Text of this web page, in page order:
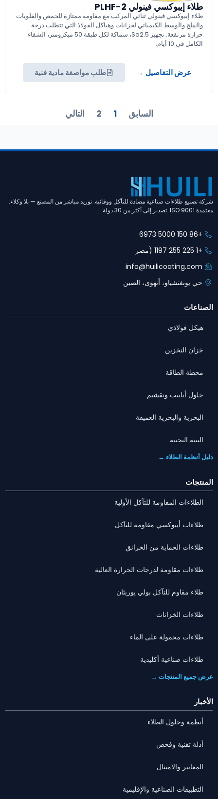
طلاء إيبوكسي فينولي PLHF-2
طلاء إيبوكسي فينولي ثنائي المركب مع مقاومة ممتازة للحمض والقلويات
والملح والوسط الكيميائي لخزانات وهياكل الفولاذ التي تتطلب درجة
حرارة مرتفعة. تجهيز Sa2.5، سماكة لكل طبقة 50 ميكرومتر، الشفاء
الكامل في 10 أيام.
عرض التفاصيل → طلب مواصفة مادية فنية
السابق 1
2 التالي
شركة تصنيع طلاءات صناعية مضادة للتآكل ووقائية. توريد مباشر من المصنع — بلا وكلاء.
معتمدة ISO 9001. تصدير إلى أكثر من 30 دولة.
+86 150 5000 6973
+1 225 255 1197 (مصر
info@huilicoating.com
حي يونغتشياو، أنهوى، الصين
الصناعات
هيكل فولاذي
خزان التخزين
محطة الطاقة
حلول أنابيب وتقشيم
البحرية والبحرية العميقة
البنية التحتية
دليل أنظمة الطلاء →
المنتجات
الطلاءات المقاومة للتآكل الأولية
طلاءات أيبوكسي مقاومة للتآكل
طلاءات الحماية من الحرائق
طلاءات مقاومة لدرجات الحرارة العالية
طلاء مقاوم للتآكل بولي يوريثان
طلاءات الخزانات
طلاءات محمولة على الماء
طلاءات صناعية أكليدية
عرض جميع المنتجات →
الأخبار
أنظمة وحلول الطلاء
أدلة تقنية وفحص
المعايير والامتثال
التطبيقات الصناعية والإقليمية